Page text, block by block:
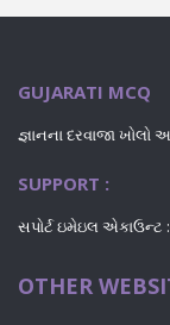
GUJARATI MCQ
જ્ઞાનના દરવાજા
SUPPORT :
સપોર્ટ ઇમેઇલ એકાઉન્ટ
OTHER